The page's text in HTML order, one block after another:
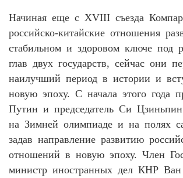
Начиная еще с XVIII съезда
российско-китайские отношения
стабильном и здоровом ключе под
глав двух государств, сейчас они
наилучший период в истории и
новую эпоху. С начала этого года
Путин и председатель Си Цзиньпин
на Зимней олимпиаде и на полях
задав направление развитию
отношений в новую эпоху. Член
министр иностранных дел КНР